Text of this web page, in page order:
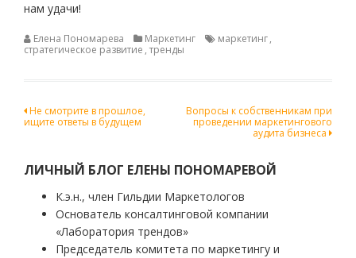
нам удачи!
Елена Пономарева Маркетинг маркетинг,
стратегическое развитие , тренды
Навигация
записям
Не смотрите в прошлое,
ищите ответы в будущем
Вопросы к собственникам при
проведении маркетингового
аудита бизнеса
ЛИЧНЫЙ БЛОГ ЕЛЕНЫ ПОНОМАРЕВОЙ
К.э.н., член Гильдии Маркетологов
Основатель консалтинговой компании
«Лаборатория трендов»
Председатель комитета по маркетингу и